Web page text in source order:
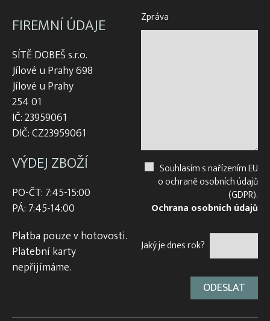
FIREMNÍ ÚDAJE
SÍTĚ DOBEŠ s.r.o.
Jílové u Prahy 698
Jílové u Prahy
254 01
IČ: 23959061
DIČ: CZ23959061
VÝDEJ ZBOŽÍ
PO-ČT: 7:45-15:00
PÁ: 7:45-14:00
Platba pouze v hotovosti.
Platební karty
nepřijímáme.
Zpráva
Souhlasím s nařízením EU
o ochraně osobních údajů
(GDPR).
Ochrana osobních údajů
Jaký je dnes rok?